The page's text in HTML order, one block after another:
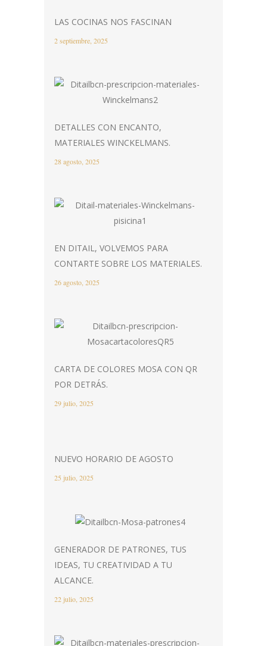
LAS COCINAS NOS FASCINAN
2 septiembre, 2025
DETALLES CON ENCANTO,
MATERIALES WINCKELMANS.
28 agosto, 2025
EN DITAIL, VOLVEMOS PARA
CONTARTE SOBRE LOS MATERIALES.
26 agosto, 2025
CARTA DE COLORES MOSA CON QR
POR DETRÁS.
29 julio, 2025
NUEVO HORARIO DE AGOSTO
25 julio, 2025
GENERADOR DE PATRONES, TUS
IDEAS, TU CREATIVIDAD A TU
ALCANCE.
22 julio, 2025